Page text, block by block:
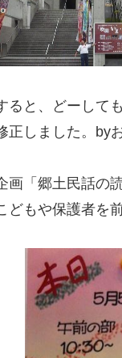
ると、どーし
しました。by
「郷土民話の
もや保護者を